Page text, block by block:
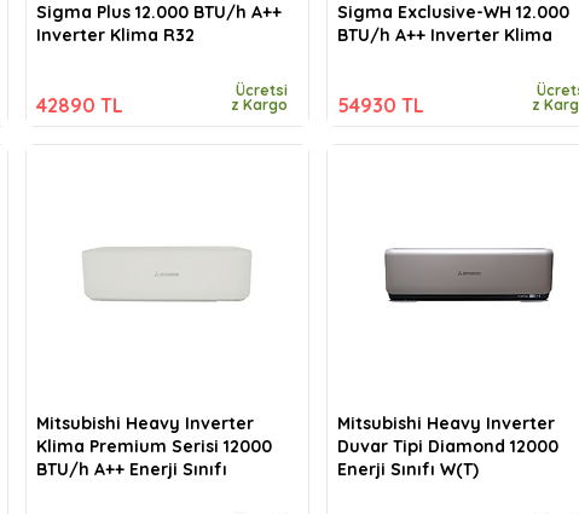
Sigma Plus 12.000 BTU/h A++
Inverter Klima R32
42890 TL
Ücretsi
z Kargo
Mitsubishi Heavy Inverter
Klima Premium Serisi 12000
BTU/h A++ Enerji Sınıfı
Sigma Exclusive-WH 12.000
BTU/h A++ Inverter Klima
54930 TL
z
Mitsubishi Heavy Inverter
Duvar Tipi Diamond 12000
Enerji Sınıfı W(T)